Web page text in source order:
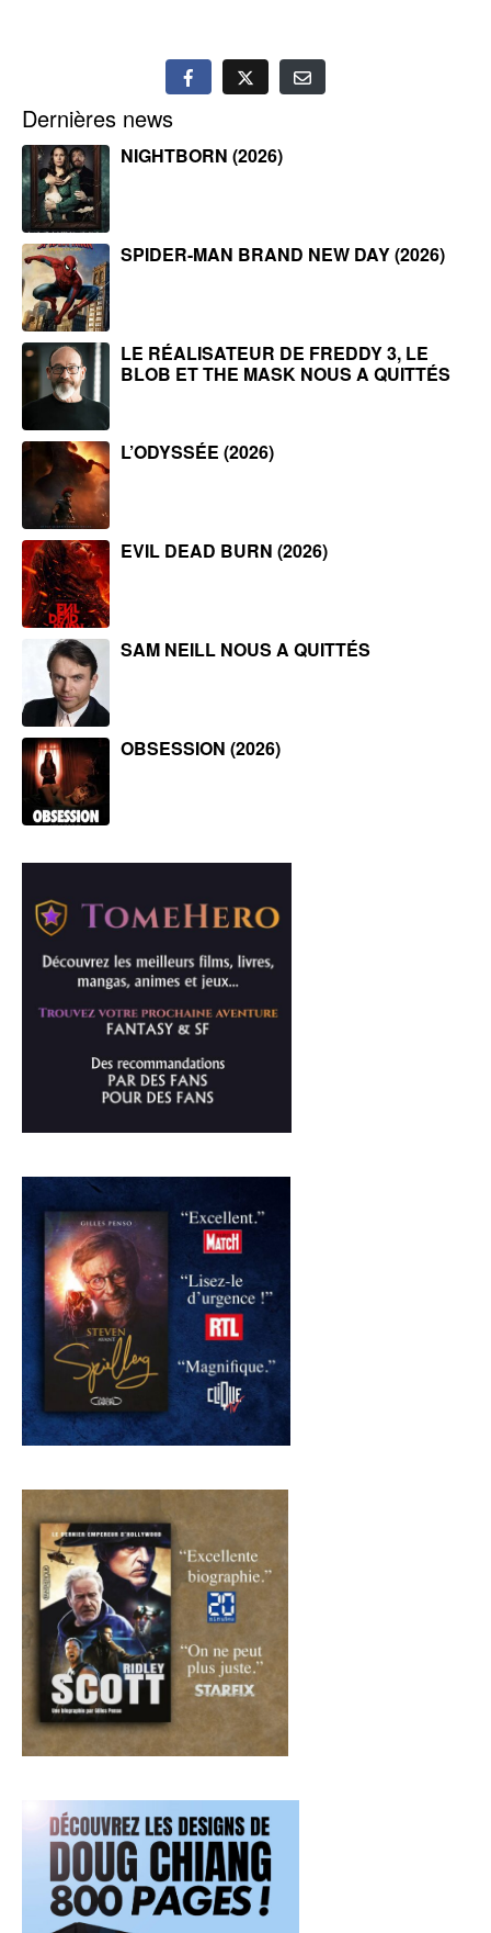
Dernières news
NIGHTBORN (2026)
SPIDER-MAN BRAND NEW DAY (2026)
LE RÉALISATEUR DE FREDDY 3, LE
BLOB ET THE MASK NOUS A QUITTÉS
L’ODYSSÉE (2026)
EVIL DEAD BURN (2026)
SAM NEILL NOUS A QUITTÉS
OBSESSION (2026)